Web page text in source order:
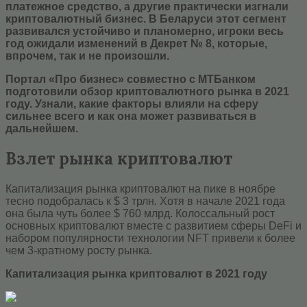
платежное средство, а другие практически изгнали
криптовалютный бизнес. В Беларуси этот сегмент
развивался устойчиво и планомерно, игроки весь
год ожидали изменений в Декрет № 8, которые,
впрочем, так и не произошли.
Портал «Про бизнес» совместно с МТБанком
подготовили обзор криптовалютного рынка в 2021
году. Узнали, какие факторы влияли на сферу
сильнее всего и как она может развиваться в
дальнейшем.
Взлет рынка криптовалют
Капитализация рынка криптовалют на пике в ноябре
тесно подобралась к $ 3 трлн. Хотя в начале 2021 года
она была чуть более $ 760 млрд. Колоссальный рост
основных криптовалют вместе с развитием сферы DeFi и
набором популярности технологии NFT привели к более
чем 3-кратному росту рынка.
Капитализация рынка криптовалют в 2021 году